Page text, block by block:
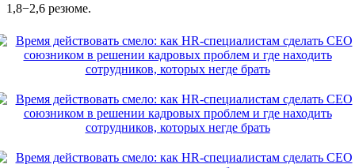
1,8−2,6 резюме.